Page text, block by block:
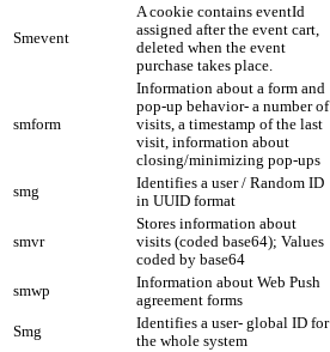
Smevent
A cookie contains eventId
assigned after the event cart,
deleted when the event
purchase takes place.
smform
Information about a form and
pop-up behavior- a number of
visits, a timestamp of the last
visit, information about
closing/minimizing pop-ups
smg
Identifies a user / Random ID
in UUID format
smvr
Stores information about
visits (coded base64); Values
coded by base64
smwp
Information about Web Push
agreement forms
Smg
Identifies a user- global ID for
the whole system